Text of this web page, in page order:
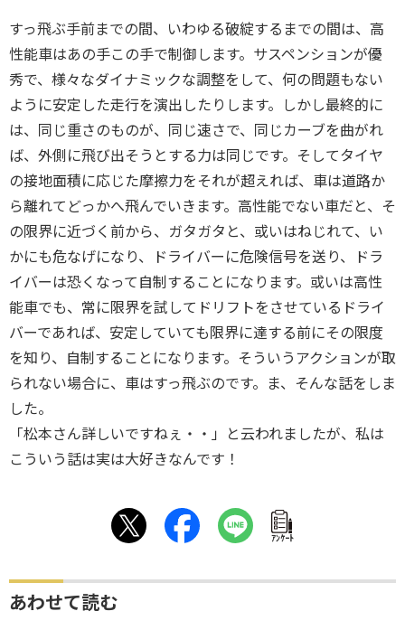
すっ飛ぶ手前までの間、いわゆる破綻するまでの間は、高
性能車はあの手この手で制御します。サスペンションが優
秀で、様々なダイナミックな調整をして、何の問題もない
ように安定した走行を演出したりします。しかし最終的に
は、同じ重さのものが、同じ速さで、同じカーブを曲がれ
ば、外側に飛び出そうとする力は同じです。そしてタイヤ
の接地面積に応じた摩擦力をそれが超えれば、車は道路か
ら離れてどっかへ飛んでいきます。高性能でない車だと、そ
の限界に近づく前から、ガタガタと、或いはねじれて、い
かにも危なげになり、ドライバーに危険信号を送り、ドラ
イバーは恐くなって自制することになります。或いは高性
能車でも、常に限界を試してドリフトをさせているドライ
バーであれば、安定していても限界に達する前にその限度
を知り、自制することになります。そういうアクションが取
られない場合に、車はすっ飛ぶのです。ま、そんな話をしま
した。
「松本さん詳しいですねぇ・・」と云われましたが、私は
こういう話は実は大好きなんです！
ｱﾝｹｰﾄ
あわせて読む